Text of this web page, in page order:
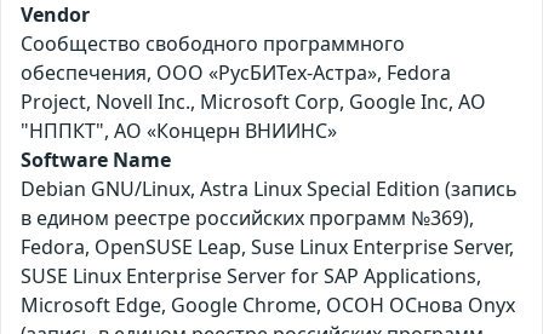
Vendor
Сообщество свободного программного
обеспечения, ООО «РусБИТех-Астра», Fedora
Project, Novell Inc., Microsoft Corp, Google Inc, АО
"НППКТ", АО «Концерн ВНИИНС»
Software Name
Debian GNU/Linux, Astra Linux Special Edition (запись
в едином реестре российских программ №369),
Fedora, OpenSUSE Leap, Suse Linux Enterprise Server,
SUSE Linux Enterprise Server for SAP Applications,
Microsoft Edge, Google Chrome, ОСОН ОСнова Оnyx